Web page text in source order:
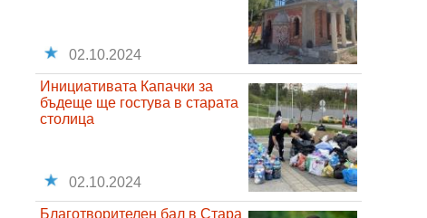
02.10.2024
Инициативата Капачки за
бъдеще ще гостува в старата
столица
02.10.2024
Благотворителен бал в Стара